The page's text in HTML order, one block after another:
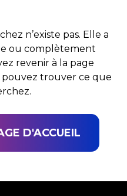
n’existe pas. Elle a
ou complètement
revenir à la page
pouvez trouver ce que
D'ACCUEIL